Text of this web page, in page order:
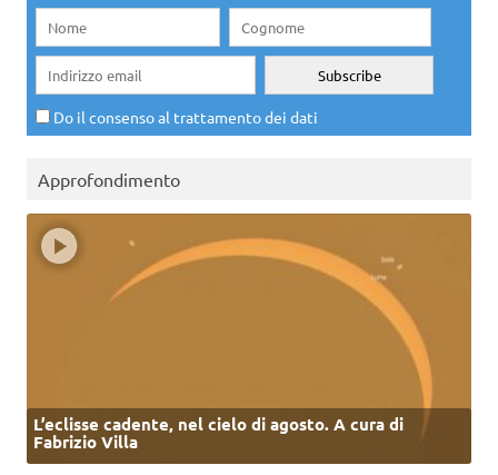
Do il consenso al trattamento dei dati
Approfondimento
L’eclisse cadente, nel cielo di agosto. A cura di
Fabrizio Villa